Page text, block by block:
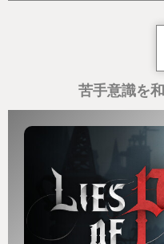
ていること。本作には
もあったりする。気に
く、周辺情報も調べて
れるだろう。
そう、まるで彼らに淹
お気に召すかどうかは
苦手意識を